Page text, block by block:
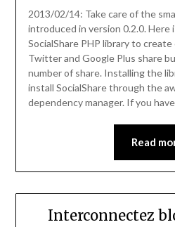
2013/02/14: Take care of the
introduced in version 0.2.0. Here
SocialShare PHP library to
Twitter and Google Plus share
number of share. Installing the
install SocialShare through the
dependency manager. If you
Read
Interconnectez